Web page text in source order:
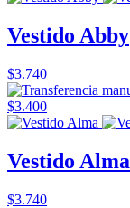
Vestido Abby
$3.740
$3.400
Vestido Alma
$3.740